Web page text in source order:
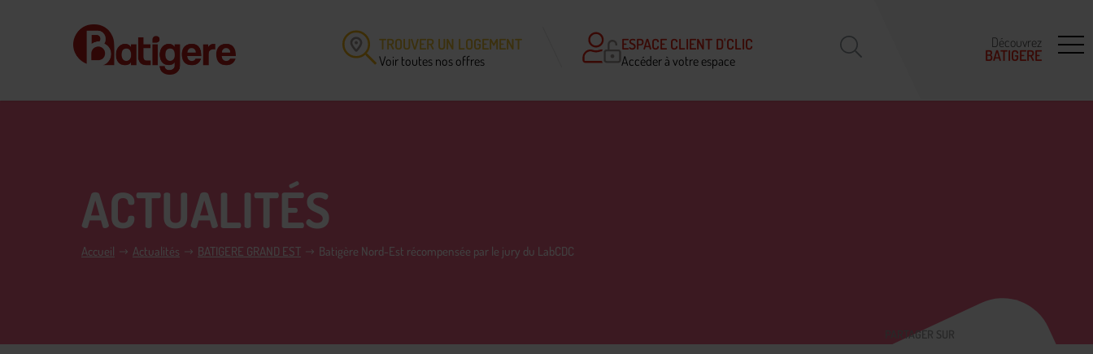
TROUVER UN LOGEMENT
Voir toutes nos offres
ESPACE CLIENT D'CLIC
Accéder à votre espace
Découvrez
BATIGERE
ACTUALITÉS
Accueil Actualités BATIGERE GRAND EST Batigère Nord-Est récompensée par le jury du LabCDC
PARTAGER SUR